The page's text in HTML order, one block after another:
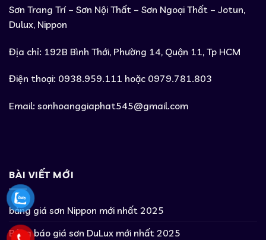
Sơn Trang Trí – Sơn Nội Thất – Sơn Ngoại Thất – Jotun,
Dulux, Nippon
Địa chỉ: 192B Bình Thới, Phường 14, Quận 11, Tp HCM
Điện thoại: 0938.959.111 hoặc 0979.781.803
Email: sonhoanggiaphat545@gmail.com
BÀI VIẾT MỚI
bảng giá sơn Nippon mới nhất 2025
Bảng báo giá sơn DuLux mới nhất 2025